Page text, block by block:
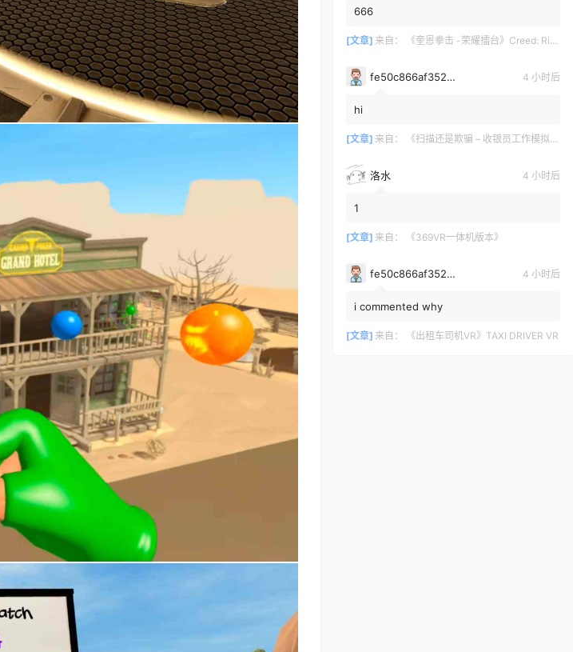
666
[文章] 来自： 《奎恩拳击 -荣耀擂台》Creed: Rise to Glory
fe50c866af35290a170a6675cb0d97d11678 4 小时后
hi
[文章] 来自： 《扫描还是欺骗 – 收银员工作模拟器》Scan or Scam – Cashier Job Simulator
洛水 4 小时后
1
[文章] 来自： 《369VR一体机版本》
fe50c866af35290a170a6675cb0d97d11678 4 小时后
i commented why
[文章] 来自： 《出租车司机VR》TAXI DRIVER VR